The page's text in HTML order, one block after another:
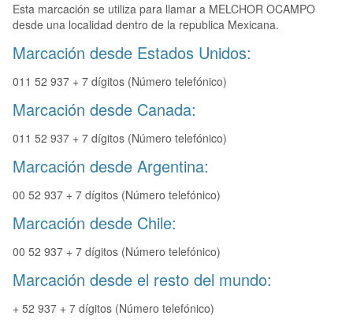
Esta marcación se utiliza para llamar a MELCHOR OCAMPO
desde una localidad dentro de la republica Mexicana.
Marcación desde Estados Unidos:
011 52 937 + 7 dígitos (Número telefónico)
Marcación desde Canada:
011 52 937 + 7 dígitos (Número telefónico)
Marcación desde Argentina:
00 52 937 + 7 dígitos (Número telefónico)
Marcación desde Chile:
00 52 937 + 7 dígitos (Número telefónico)
Marcación desde el resto del mundo:
+ 52 937 + 7 dígitos (Número telefónico)